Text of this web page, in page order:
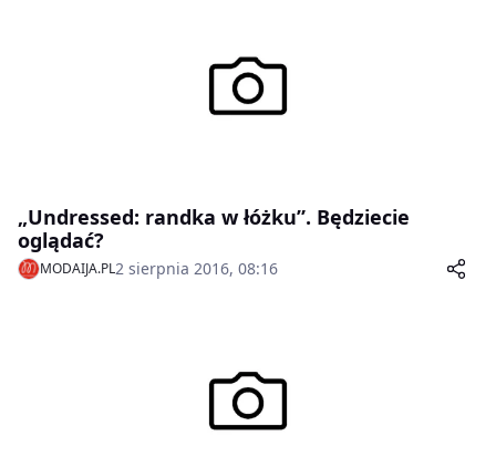
„Undressed: randka w łóżku”. Będziecie
oglądać?
MODAIJA.PL2 sierpnia 2016, 08:16